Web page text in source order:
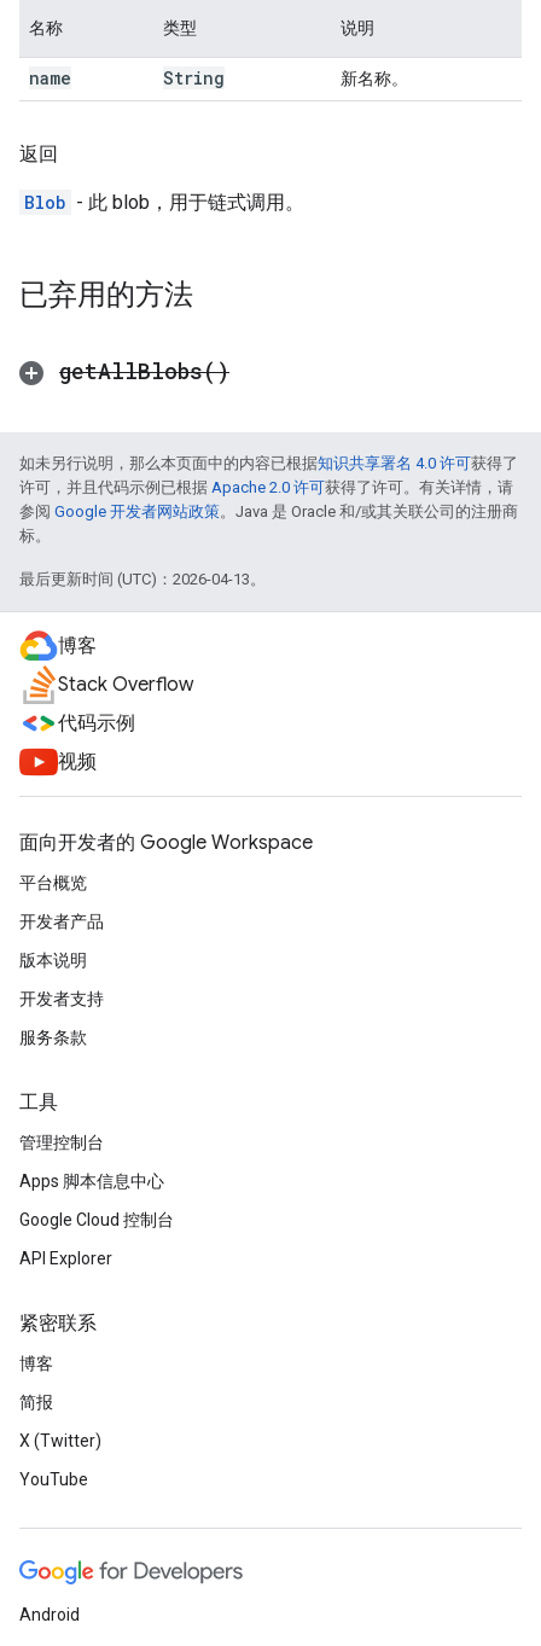
名称 类型 说明
name String 新名称。
返回
Blob - 此 blob，用于链式调用。
已弃用的方法
getAllBlobs()
如未另行说明，那么本页面中的内容已根据知识共享署名 4.0 许可获得了
许可，并且代码示例已根据 Apache 2.0 许可获得了许可。有关详情，请
参阅 Google 开发者网站政策。Java 是 Oracle 和/或其关联公司的注册商
标。
最后更新时间 (UTC)：2026-04-13。
博客
Stack Overflow
代码示例
视频
面向开发者的 Google Workspace
平台概览
开发者产品
版本说明
开发者支持
服务条款
工具
管理控制台
Apps 脚本信息中心
Google Cloud 控制台
API Explorer
紧密联系
博客
简报
X (Twitter)
YouTube
Android